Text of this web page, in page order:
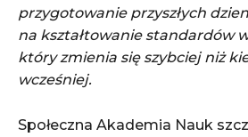
przygotowanie przyszłych
na kształtowanie standardów
który zmienia się szybciej niż
wcześniej.
Społeczna Akademia Nauk